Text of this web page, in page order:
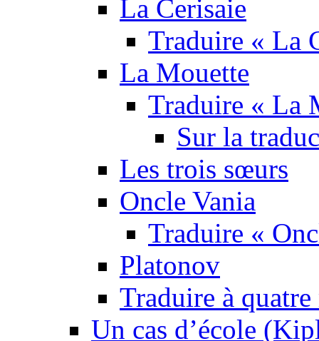
La Cerisaie
Traduire « La
La Mouette
Traduire « La
Sur la
Les trois sœurs
Oncle Vania
Traduire «
Platonov
Traduire à quatre
Un cas d’école